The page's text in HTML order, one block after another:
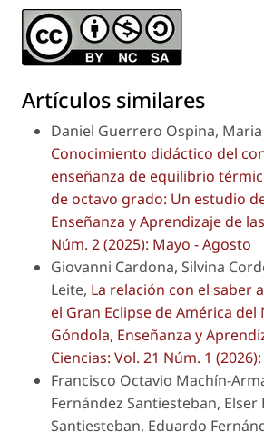
Artículos similares
Daniel Guerrero Ospina,
Conocimiento didáctico del
enseñanza de equilibrio
de octavo grado: Un estudio
Enseñanza y Aprendizaje de
Núm. 2 (2025): Mayo - Agosto
Giovanni Cardona, Silvina
Leite, La relación con el saber
el Gran Eclipse de América del
Góndola, Enseñanza y
Ciencias: Vol. 21 Núm. 1
Francisco Octavio Machín-
Fernández Santiesteban, Elser
Santiesteban, Eduardo